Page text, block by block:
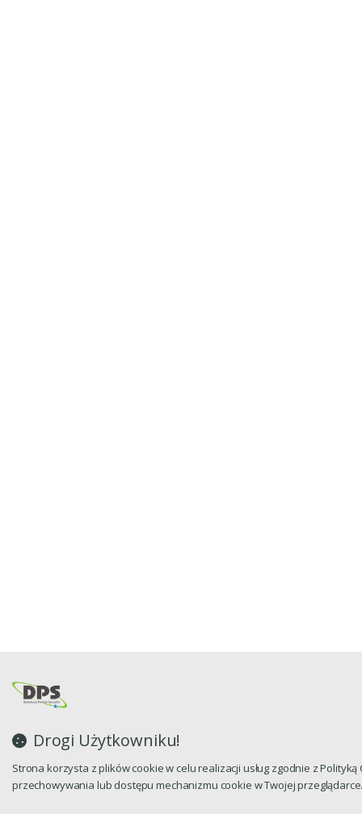
Drogi Użytkowniku!
Strona korzysta z plików cookie w celu realizacji usług zgodnie z
przechowywania lub dostępu mechanizmu cookie w Twojej